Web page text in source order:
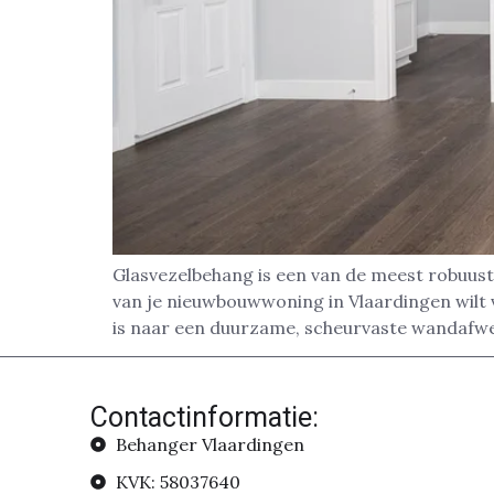
Glasvezelbehang is een van de meest
van je nieuwbouwwoning in Vlaardingen
is naar een duurzame, scheurvaste
Contactinformatie:
Behanger Vlaardingen
KVK: 58037640